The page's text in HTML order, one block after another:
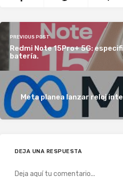
PREVIOUS POST
Redmi Note 15Pro+ 5G:
batería.
Meta planea lanzar reloj
DEJA UNA RESPUESTA